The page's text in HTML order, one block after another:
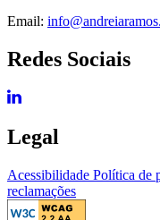
Email:
Redes Sociais
Legal
Acessibilidade Política de
reclamações